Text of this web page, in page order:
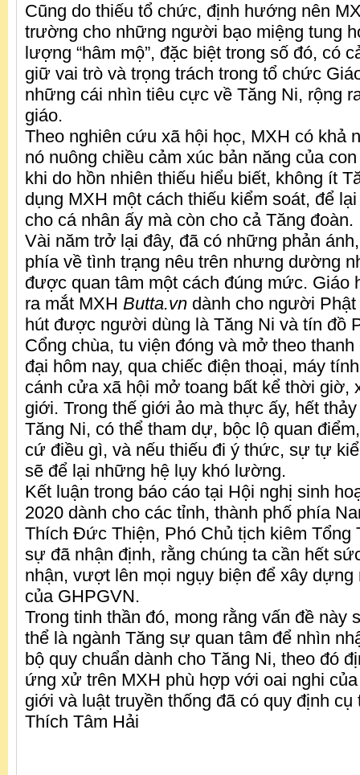
Cũng do thiếu tổ chức, định hướng nên
trường cho những người bạo miệng tung
lượng “hâm mộ”, đặc biệt trong số đó, có
giữ vai trò và trọng trách trong tổ chức
những cái nhìn tiêu cực về Tăng Ni, rộng
giáo.
Theo nghiên cứu xã hội học, MXH có khả
nó nuông chiều cảm xúc bản năng của
khi do hồn nhiên thiếu hiểu biết, không ít
dụng MXH một cách thiếu kiểm soát, để
cho cá nhân ấy mà còn cho cả Tăng đoàn.
Vài năm trở lại đây, đã có những phản
phía về tình trạng nêu trên nhưng dường
được quan tâm một cách đúng mức. Giáo
ra mắt MXH Butta.vn dành cho người
hút được người dùng là Tăng Ni và tín đồ
Cổng chùa, tu viện đóng và mở theo
đại hôm nay, qua chiếc điện thoại, máy
cánh cửa xã hội mở toang bất kể thời giờ,
giới. Trong thế giới ảo mà thực ấy, hết
Tăng Ni, có thể tham dự, bộc lộ quan
cứ điều gì, và nếu thiếu đi ý thức, sự tự
sẽ để lại những hệ lụy khó lường.
Kết luận trong báo cáo tại Hội nghị sinh
2020 dành cho các tỉnh, thành phố phía
Thích Đức Thiện, Phó Chủ tịch kiêm Tổng
sự đã nhận định, rằng chúng ta cần hết
nhận, vượt lên mọi ngụy biện để xây dựng
của GHPGVN.
Trong tinh thần đó, mong rằng vấn đề này
thể là ngành Tăng sự quan tâm để nhìn
bộ quy chuẩn dành cho Tăng Ni, theo đó
ứng xử trên MXH phù hợp với oai nghi
giới và luật truyền thống đã có quy định cụ
Thích Tâm Hải